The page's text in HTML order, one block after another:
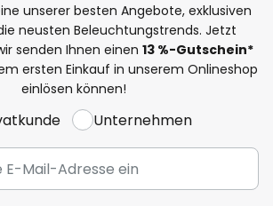
unserer besten Angebote, exklusiven
neusten Beleuchtungstrends. Jetzt
senden Ihnen einen 13 %-Gutschein*
ersten Einkauf in unserem Onlineshop
einlösen können!
Unternehmen